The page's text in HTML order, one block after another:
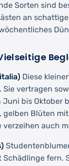
Sorten sind
an
Diese
vertragen
Juni bis Oktober
gelben Blüten
auch
fern.